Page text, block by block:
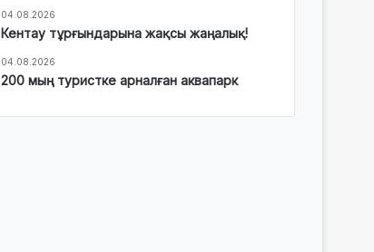
04.08.2026
Кентау тұрғындарына жақсы жаңалық!
04.08.2026
200 мың туристке арналған аквапарк